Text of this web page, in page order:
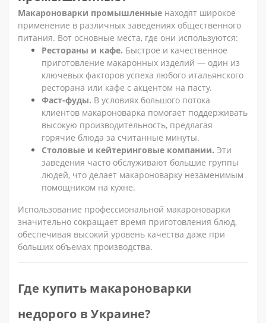
Макароноварки промышленные находят широкое
применение в различных заведениях общественного
питания. Вот основные места, где они используются:
Рестораны и кафе. Быстрое и качественное
приготовление макаронных изделий — один из
ключевых факторов успеха любого итальянского
ресторана или кафе с акцентом на пасту.
Фаст-фуды. В условиях большого потока
клиентов макароноварка помогает поддерживать
высокую производительность, предлагая
горячие блюда за считанные минуты.
Столовые и кейтеринговые компании. Эти
заведения часто обслуживают большие группы
людей, что делает макароноварку незаменимым
помощником на кухне.
Использование профессиональной макароноварки
значительно сокращает время приготовления блюд,
обеспечивая высокий уровень качества даже при
больших объемах производства.
Где купить макароноварки
недорого в Украине?